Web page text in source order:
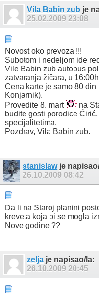
Vila Babin zub je
25.02.2009 23:08
Novost oko prevoza !!!
Subotom i nedeljom ide
Vile Babin zub autobus
zatvaranja žičara, u
Cena karte je samo 80
Konjarnik).
Provedite 8. mart
na
budite gosti porodice
specijalitetima.
Pozdrav, Vila Babin zub.
stanislawje
26.10.2009 08:42
Da li na Staroj planini
kreveta koja bi se mogla
Nove godine ??
zelja je napisao/la:
26.10.2009 20:45